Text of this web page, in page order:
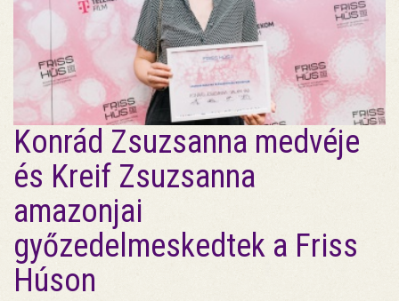
Konrád Zsuzsanna medvéje
és Kreif Zsuzsanna
amazonjai
győzedelmeskedtek a Friss
Húson